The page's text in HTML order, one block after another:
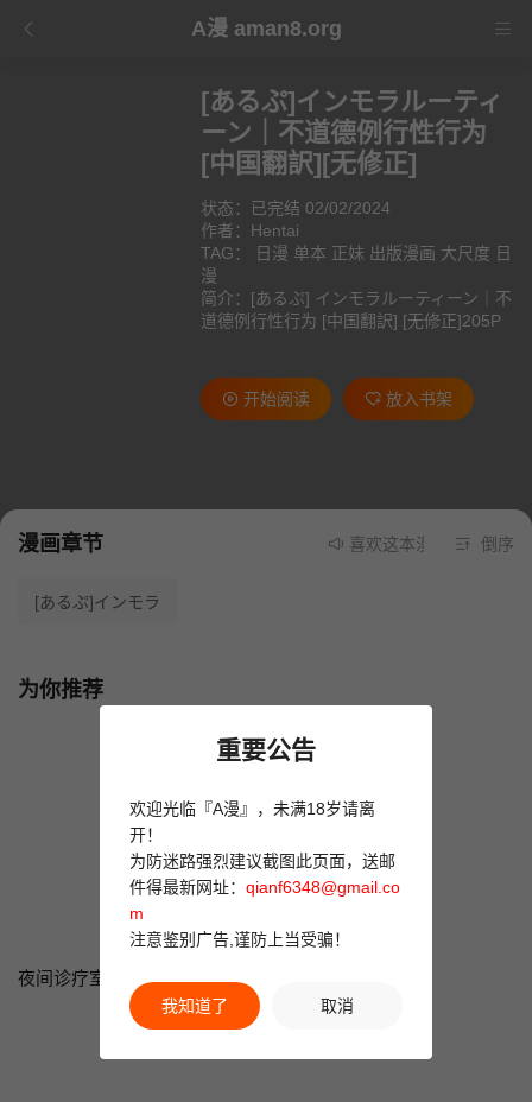
A漫 aman8.org
[あるぷ]インモラルーティ
ーン｜不道德例行性行为
[中国翻訳][无修正]
状态：已完结 02/02/2024
作者： Hentai
TAG：
日漫 单本 正妹 出版漫画 大尺度 日
漫
简介：[あるぷ] インモラルーティーン｜不
道德例行性行为 [中国翻訳] [无修正]205P
开始阅读 放入书架
漫画章节 喜欢这本漫画就请不要忘
倒序
[あるぷ]インモラ
为你推荐
夜间诊疗室 金瓶梅
重要公告
欢迎光临『A漫』，未满18岁请离
开！
为防迷路强烈建议截图此页面，送邮
件得最新网址： qianf6348@gmail.co
m
注意鉴别广告,谨防上当受骗！
我知道了 取消